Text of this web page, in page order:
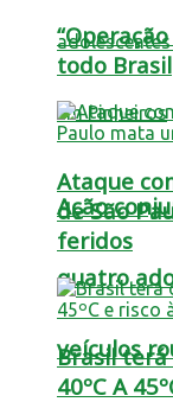
Ação
quatro
veículos
todo Brasil
Ataque
de São
feridos
Brasil terá
40ºC A